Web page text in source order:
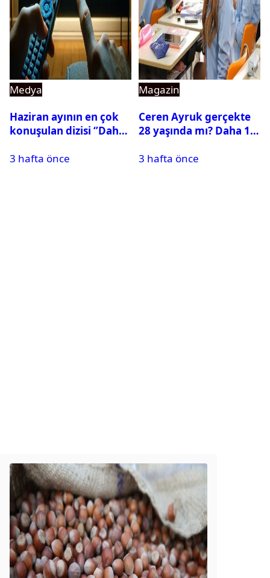
Medya
Haziran ayının en çok
konuşulan dizisi ‘’Daha
3 hafta önce
Magazin
Ceren Ayruk gerçekte
28 yaşında mı? Daha 17
3 hafta önce